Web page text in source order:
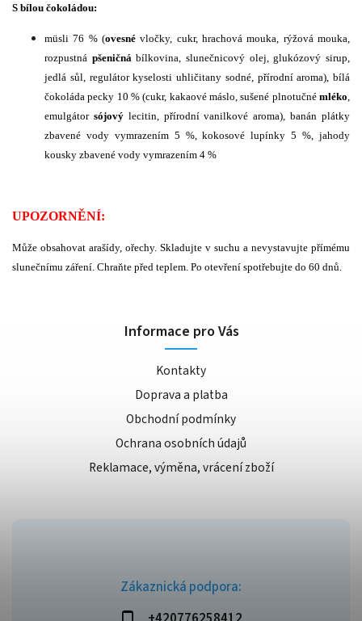
S bílou čokoládou:
müsli 76 % (ovesné vločky, cukr, hrachová mouka, rýžová mouka,
rozpustná pšeničná bílkovina, slunečnicový olej, glukózový sirup,
jedlá sůl, regulátor kyselosti uhličitany sodné, přírodní aroma), bílá
čokoláda pecky 10 % (cukr, kakaové máslo, sušené plnotučné mléko
emulgátor sójovýlecitin, přírodní vanilkové aroma), banán plátky
zbavené vody vymrazením 5 %, kokosové lupínky 5 %, jahody
kousky zbavené vody vymrazením 4 %
UPOZORNĚNÍ:
Může obsahovat arašídy, ořechy. Skladujte v suchu a nevystavujte přímému
slunečnímu záření. Chraňte před teplem. Po otevření spotřebujte do 60 dnů.
Zákaznická podpora:
Informace pro Vás
Kontakty
Doprava a platba
Obchodní podmínky
Ochrana osobních údajů
Reklamace, výměna, vrácení zboží